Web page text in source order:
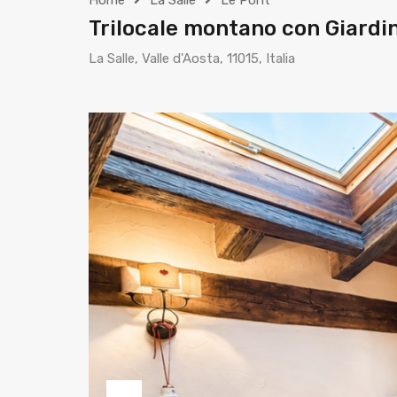
Trilocale montano con
La Salle, Valle d'Aosta, 11015, Italia